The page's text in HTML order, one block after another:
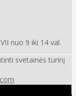
nuo 9 iki 14 val.
svetainės turinį